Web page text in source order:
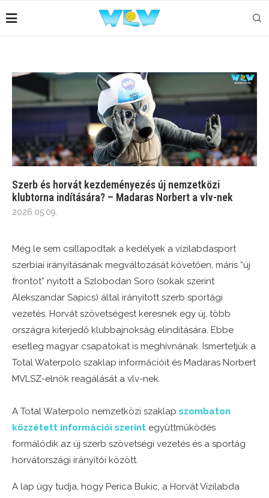
Szerb és horvát kezdeményezés új nemzetközi
klubtorna indítására? – Madaras Norbert a vlv-nek
2026.05.09.
Még le sem csillapodtak a kedélyek a vízilabdasport
szerbiai irányításának megváltozását követően, máris “új
frontot” nyitott a Szlobodan Soro (sokak szerint
Alekszandar Sapics) által irányított szerb sportági
vezetés. Horvát szövetségest keresnek egy új, több
országra kiterjedő klubbajnokság elindítására. Ebbe
esetleg magyar csapatokat is meghívnának. Ismertetjük a
Total Waterpolo szaklap információit és Madaras Norbert
MVLSZ-elnök reagálását a vlv-nek.
A Total Waterpolo nemzetközi szaklap szombaton
közzétett információi szerint együttműködés
formálódik az új szerb szövetségi vezetés és a sportág
horvátországi irányítói között.
A lap úgy tudja, hogy Perica Bukic, a Horvát Vízilabda